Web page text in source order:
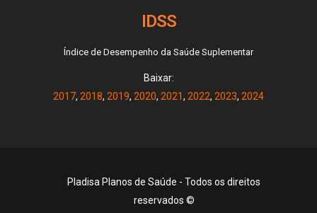
IDSS
Índice de Desempenho da Saúde Suplementar
Baixar:
2017, 2018, 2019, 2020, 2021, 2022, 2023, 2024
Pladisa Planos de Saúde - Todos os direitos
reservados ©